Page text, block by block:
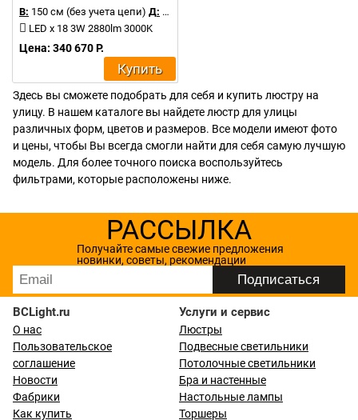
В: 150 см (без учета цепи) Д:
LED x 18 3W 2880lm 3000K
Цена: 340 670 Р.
Купить
Здесь вы сможете подобрать для себя и купить люстру на
улицу. В нашем каталоге вы найдете люстр для улицы
различных форм, цветов и размеров. Все модели имеют фото
и цены, чтобы Вы всегда смогли найти для себя самую лучшую
модель. Для более точного поиска воспользуйтесь
фильтрами, которые расположены ниже.
РАССЫЛКА
Получайте самые свежие предложения
новинки, советы, рекомендации
BCLight.ru
О нас
Пользовательское
соглашение
Новости
Фабрики
Как купить
Услуги и сервис
Люстры
Подвесные светильники
Потолочные светильники
Бра и настенные
Настольные лампы
Торшеры